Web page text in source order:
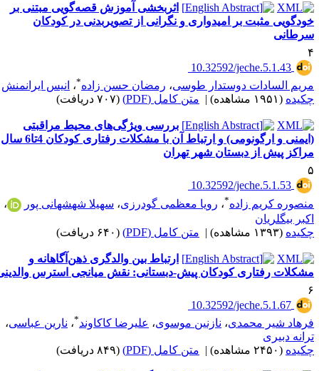
اثربخشی آموزش قصه‌گویی مبتنی بر
مثبت بر امیدواری و نگرانی از تصویربدنی در کودکان
‎ 10.32592/jeche.5.1.43
السادات دوستدار طوسی، رمضان حسن زاده ،انیس ایرانمنش
(۱۹۵۱ مشاهده) | متن کامل (PDF) (۷۰۷ دریافت)
بررسی ویژگی‌های محیط مراقبتی
(ایمنی و ارگونومی) و ارتباط آن با مشکلات رفتاری کودکان 4تا6 سال
پیش از دبستان شهر تهران
‎ 10.32592/jeche.5.1.53
کریم زاده ،رویا معظمی گودرزی ،سهیلا شهشهانی پور
،
بیگلریان
(۱۳۹۳ مشاهده) | متن کامل (PDF) (۶۴۰ دریافت)
ارتباط بین والدگری ذهن‌آگاهانه و
رفتاری کودکان پیش-دبستانی: نقش میانجی استرس والدینی
‎ 10.32592/jeche.5.1.67
شیر محمدی،نازنین موسوی،علیرضا کاکاوند* ،نارین عباسی،
دبیری
(۲۴۵۰ مشاهده) | متن کامل (PDF) (۸۴۹ دریافت)